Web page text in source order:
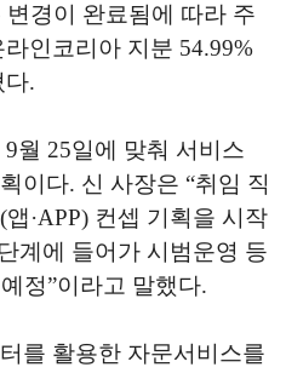
경이 완료됨에 따라 주
인코리아 지분 54.99%
다.
월 25일에 맞춰 서비스
이다. 신 사장은 “취임 직
·APP) 컨셉 기획을 시작
계에 들어가 시범운영 등
정”이라고 말했다.
를 활용한 자문서비스를